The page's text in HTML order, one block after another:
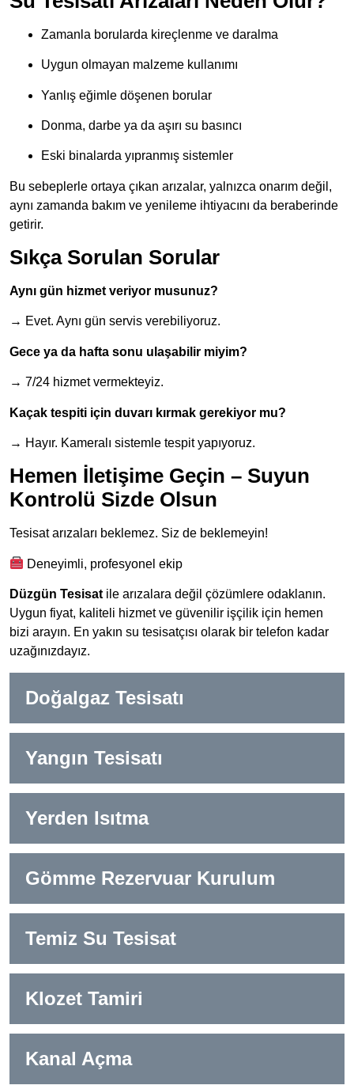
Doğalgaz Tesisatı
Yangın Tesisatı
Yerden Isıtma
Gömme Rezervuar Kurulum
Temiz Su Tesisat
Klozet Tamiri
Kanal Açma
Zamanla borularda kireçlenme ve daralma
Uygun olmayan malzeme kullanımı
Yanlış eğimle döşenen borular
Donma, darbe ya da aşırı su basıncı
Eski binalarda yıpranmış sistemler
Bu sebeplerle ortaya çıkan arızalar, yalnızca onarım değil,
aynı zamanda bakım ve yenileme ihtiyacını da beraberinde
getirir.
Sıkça Sorulan Sorular
Aynı gün hizmet veriyor musunuz?
→ Evet. Aynı gün servis verebiliyoruz.
Gece ya da hafta sonu ulaşabilir miyim?
→ 7/24 hizmet vermekteyiz.
Kaçak tespiti için duvarı kırmak gerekiyor mu?
→ Hayır. Kameralı sistemle tespit yapıyoruz.
Hemen İletişime Geçin – Suyun
Kontrolü Sizde Olsun
Tesisat arızaları beklemez. Siz de beklemeyin!
Deneyimli, profesyonel ekip
Düzgün Tesisat ile arızalara değil çözümlere odaklanın.
Uygun fiyat, kaliteli hizmet ve güvenilir işçilik için hemen
bizi arayın. En yakın su tesisatçısı olarak bir telefon kadar
uzağınızdayız.